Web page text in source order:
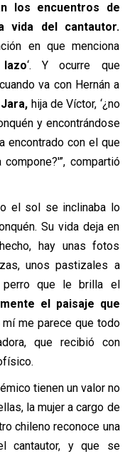
los encuentros de
vida del cantautor.
en que menciona
‘. Y ocurre que
va con Hernán a
hija de Víctor, ‘¿no
y encontrándose
encontrado con el que
compartió
el sol se inclinaba lo
Su vida deja en
hay unas fotos
unos pastizales a
perro que le brilla el
el paisaje que
mí me parece que todo
que recibió con
tienen un valor no
la mujer a cargo de
chileno reconoce una
cantautor, y que se